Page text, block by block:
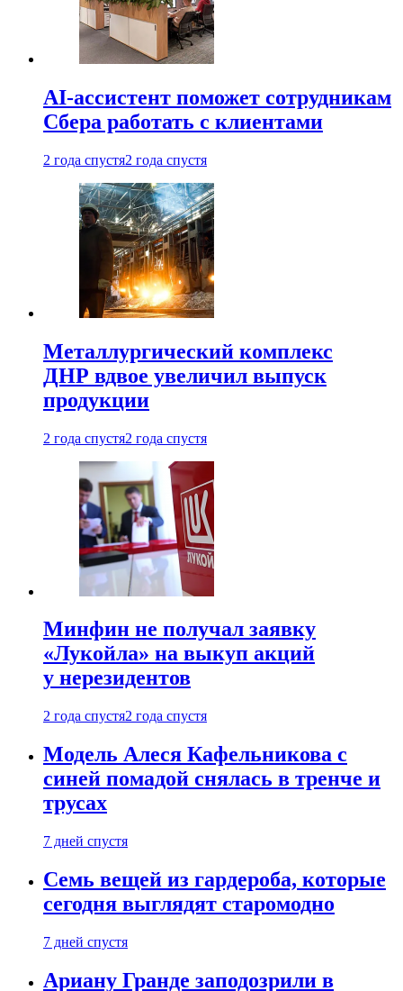
AI-ассистент поможет сотрудникам
Сбера работать с клиентами
2 года спустя2 года спустя
Металлургический комплекс
ДНР вдвое увеличил выпуск
продукции
2 года спустя2 года спустя
Минфин не получал заявку
«Лукойла» на выкуп акций
у нерезидентов
2 года спустя2 года спустя
Модель Алеся Кафельникова с
синей помадой снялась в тренче и
трусах
7 дней спустя
Семь вещей из гардероба, которые
сегодня выглядят старомодно
7 дней спустя
Ариану Гранде заподозрили в